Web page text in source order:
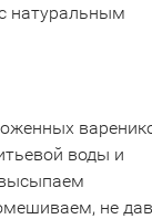
натуральным
воды и
не